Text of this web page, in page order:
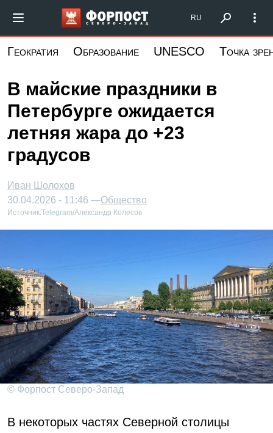
основному
Форпост Северо-Запад
RU
Геократия Образование UNESCO Точка
В майские праздники в
Петербурге ожидается
летняя жара до +23
градусов
Иван Шолохов
30.04.2026 - 11:46 —Общество
Источник:Telegram/Александр Колесов
© Форпост Северо-Запад
В некоторых частях Северной столицы